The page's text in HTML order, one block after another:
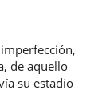
de aquello
su estadio